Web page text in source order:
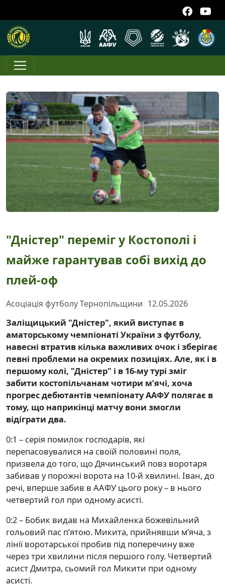
"Дністер" переміг у Костополі і
майже гарантував собі вихід до
плей-оф
Асоціація футболу Тернопільщини 12.05.2026
Заліщицький "Дністер", який виступає в
аматорському чемпіонаті України з футболу,
навесні втратив кілька важливих очок і зберігає
певні проблеми на окремих позиціях. Але, як і в
першому колі, "Дністер" і в 16-му турі зміг
забити костопільчанам чотири м’ячі, хоча
прогрес дебютантів чемпіонату ААФУ полягає в
тому, що наприкінці матчу вони змогли
відіграти два.
0:1 – серія помилок господарів, які
перепасовувалися на своїй половині поля,
призвела до того, що Дячинський повз воротаря
забивав у порожні ворота на 10-й хвилині. Іван, до
речі, вперше забив в ААФУ цього року – в нього
четвертий гол при одному асисті.
0:2 – Бобик видав на Михайленка божевільний
гольовий пас п’ятою. Микита, прийнявши м’яча, з
лінії воротарської пробив під поперечину вже
через три хвилини після першого голу. Четвертий
асист Дмитра, сьомий гол Микити при одному
асисті.